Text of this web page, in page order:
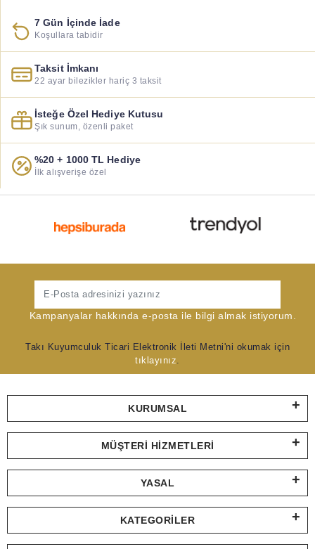
7 Gün İçinde İade
Koşullara tabidir
Taksit İmkanı
22 ayar bilezikler hariç 3 taksit
İsteğe Özel Hediye Kutusu
Şık sunum, özenli paket
%20 + 1000 TL Hediye
İlk alışverişe özel
Kampanyalar hakkında e-posta ile bilgi almak istiyorum.
Takı Kuyumculuk Ticari Elektronik İleti Metni'ni okumak için
tıklayınız
KURUMSAL
MÜŞTERI HIZMETLERI
YASAL
KATEGORILER